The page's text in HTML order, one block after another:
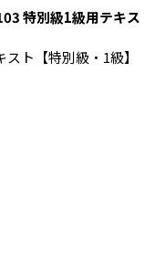
特別級1級用テキス
ト【特別級・1級】